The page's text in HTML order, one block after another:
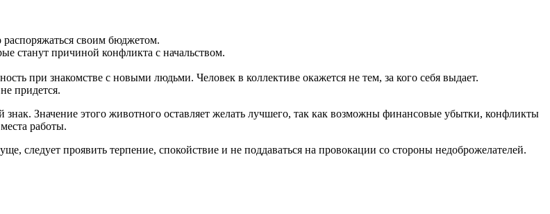
распоряжаться своим бюджетом.
станут причиной конфликта с начальством.
при знакомстве с новыми людьми. Человек в коллективе окажется не тем, за кого себя выдает.
придется.
Значение этого животного оставляет желать лучшего, так как возможны финансовые убытки, конфликты
работы.
следует проявить терпение, спокойствие и не поддаваться на провокации со стороны недоброжелателей.